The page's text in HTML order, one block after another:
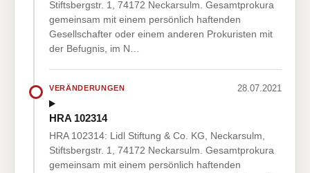
Stiftsbergstr. 1, 74172 Neckarsulm. Gesamtprokura
gemeinsam mit einem persönlich haftenden
Gesellschafter oder einem anderen Prokuristen mit
der Befugnis, im N…
VERÄNDERUNGEN 28.07.2021
HRA 102314
HRA 102314: Lidl Stiftung & Co. KG, Neckarsulm,
Stiftsbergstr. 1, 74172 Neckarsulm. Gesamtprokura
gemeinsam mit einem persönlich haftenden